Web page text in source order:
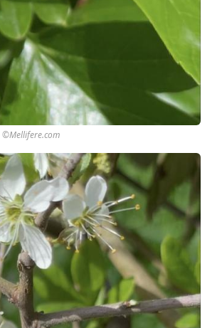
©Mellifere.com